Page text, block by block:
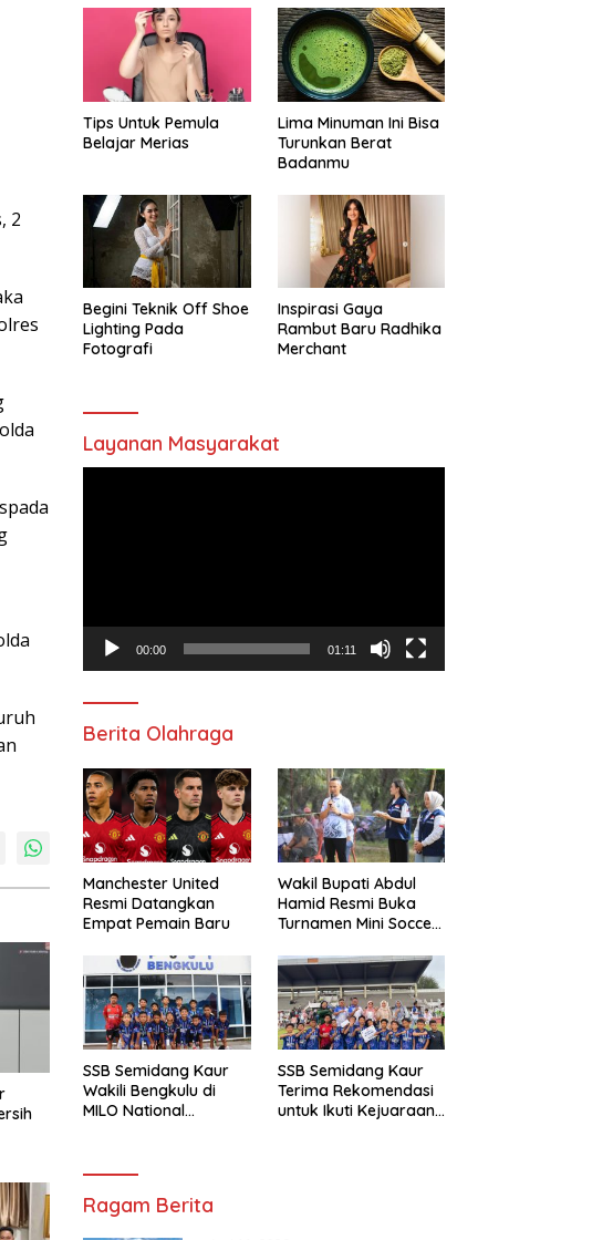
2
Tips Untuk Pemula
Belajar Merias
Lima Minuman Ini Bisa
Turunkan Berat
Badanmu
Begini Teknik Off Shoe
Lighting Pada
Fotografi
Inspirasi Gaya
Rambut Baru Radhika
Merchant
Layanan Masyarakat
00:00 01:11
Berita Olahraga
Manchester United
Resmi Datangkan
Empat Pemain Baru
Wakil Bupati Abdul
Hamid Resmi Buka
Turnamen Mini Soccer
SSB Semidang Kaur
Wakili Bengkulu di
MILO National
SSB Semidang Kaur
Terima Rekomendasi
untuk Ikuti Kejuaraan
Ragam Berita